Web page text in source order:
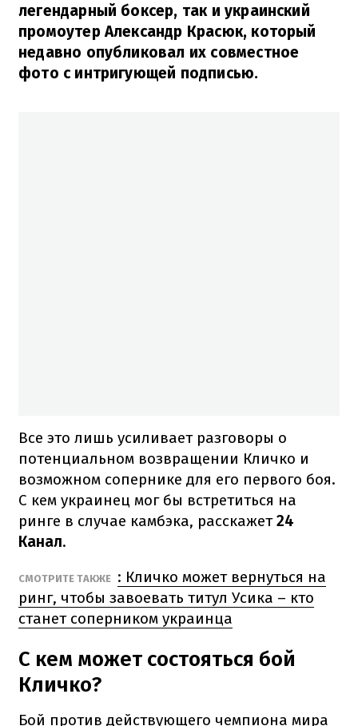
легендарный боксер, так и украинский
промоутер Александр Красюк, который
недавно опубликовал их совместное
фото с интригующей подписью.
Все это лишь усиливает разговоры о
потенциальном возвращении Кличко и
возможном сопернике для его первого боя.
С кем украинец мог бы встретиться на
ринге в случае камбэка, расскажет24
Канал.
СМОТРИТЕ ТАКЖЕ : Кличко может вернуться на
ринг, чтобы завоевать титул Усика – кто
станет соперником украинца
С кем может состояться бой
Кличко?
Бой против действующего чемпиона мира